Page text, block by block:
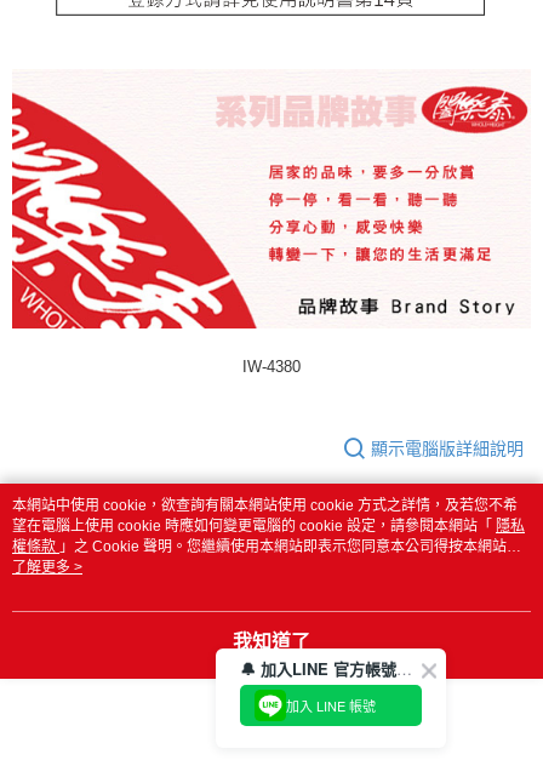
IW-4380
顯示電腦版詳細說明
商品規格
入(4g隨身包)( 11116083 )
商品貨號
養生壺：BRA 778298；配件：BRA
778328；竹鹽：HNW H00007-01
本網站中使用 cookie，欲查詢有關本網站使用 cookie 方式之詳情，及若您不希
望在電腦上使用 cookie 時應如何變更電腦的 cookie 設定，請參閱本網站「 隱私
權條款 」之 Cookie 聲明。您繼續使用本網站即表示您同意本公司得按本網站使
用條款之 Cookie 聲明使用 cookie。
了解更多 >
我知道了
🔔 加入LINE 官方帳號，領取$100折價券！
加入 LINE 帳號